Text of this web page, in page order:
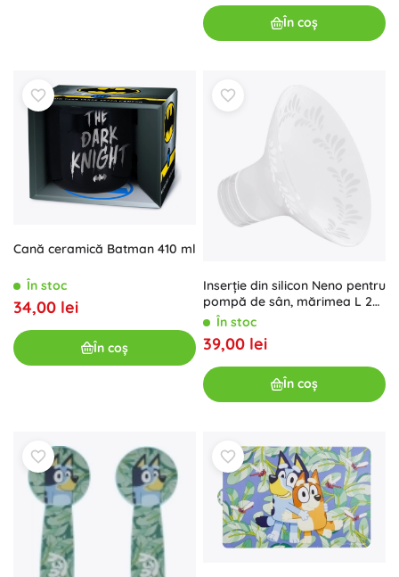
În coș
Cană ceramică Batman 410 ml
În stoc
34,00 lei
În coș
Inserție din silicon Neno pentru
pompă de sân, mărimea L 27
mmÎn stoc
39,00 lei
În coș